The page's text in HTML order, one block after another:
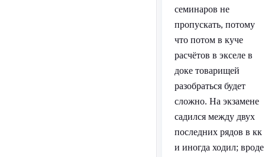
семинаров не
пропускать, потому
что потом в куче
расчётов в экселе в
доке товарищей
разобраться будет
сложно. На экзамене
садился между двух
последних рядов в кк
и иногда ходил; вроде